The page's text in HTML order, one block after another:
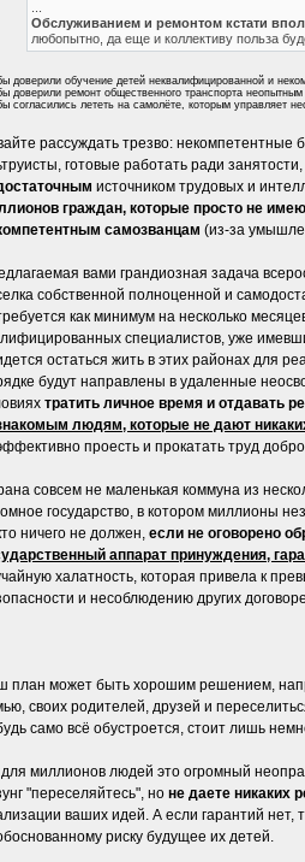
Обслуживанием и ремонтом кстати
любопытно, да еще и коллективу польза
доверили обучение детей неквалифицированной и
доверили ремонт общественного транспорта
согласились лететь на самолёте, которым управляет
рассуждать трезво:
готовые работать ради
источником трудовых и
граждан, которые просто не
самозванцам (из-за
вами грандиозная задача
собственной полноценной и
как минимум на несколько
специалистов, уже
остаться жить в этих районах для
будут направлены в удаленные
тратить личное время и отдавать
людям, которые не дают
проесть и прокатать труд
совсем не маленькая коммуна из
государство, в котором миллионы
ничего не должен, если не оговорено
аппарат принуждения,
халатность, которая привела к
и несоблюдению других
план может быть хорошим решением,
своих родителей, друзей и
само всё обустроется, стоит лишь
миллионов людей это огромный
"переселяйтесь", но не даете никаких
ваших идей. А если гарантий нет,
риску будущее их детей.